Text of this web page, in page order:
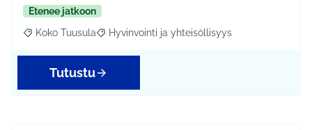
Etenee jatkoon
Rajaa tulokset aihepiirin mukaan: Koko Tuusula
Koko Tuusula Rajaa tulokset teeman mukaan: Hyvinvointi ja
Hyvinvointi ja yhteisöllisyys
Tutustu